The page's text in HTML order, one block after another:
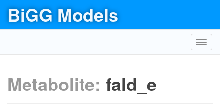
BiGG Models
Metabolite: fald_e